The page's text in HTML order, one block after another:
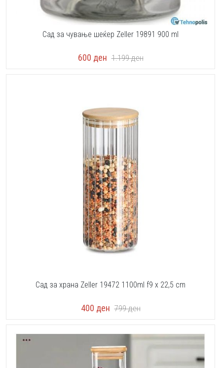
Сад за чување шеќер Zeller 19891 900 ml
600 ден 1.199ден
Сад за храна Zeller 19472 1100ml f9 x 22,5 cm
400 ден 799ден